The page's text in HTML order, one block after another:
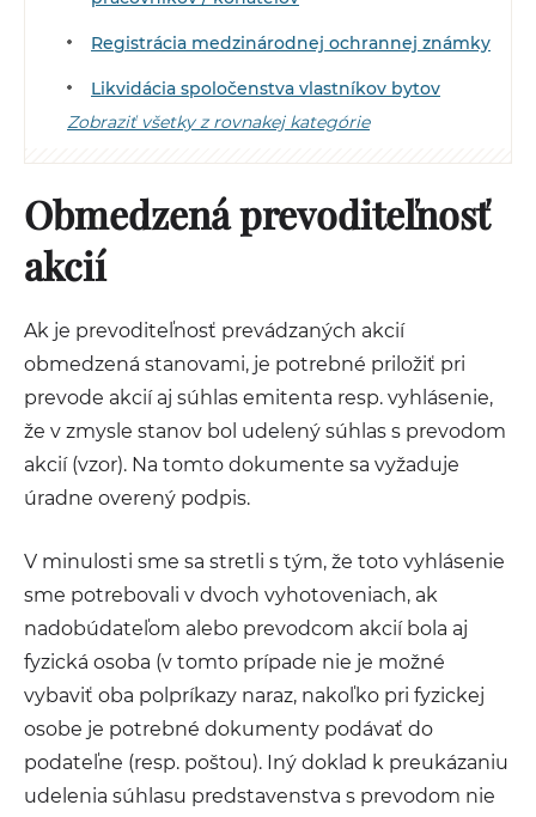
Registrácia medzinárodnej ochrannej známky
Likvidácia spoločenstva vlastníkov bytov
Zobraziť všetky z rovnakej kategórie
Obmedzená prevoditeľnosť
akcií
Ak je prevoditeľnosť prevádzaných akcií
obmedzená stanovami, je potrebné priložiť pri
prevode akcií aj súhlas emitenta resp. vyhlásenie,
že v zmysle stanov bol udelený súhlas s prevodom
akcií (vzor). Na tomto dokumente sa vyžaduje
úradne overený podpis.
V minulosti sme sa stretli s tým, že toto vyhlásenie
sme potrebovali v dvoch vyhotoveniach, ak
nadobúdateľom alebo prevodcom akcií bola aj
fyzická osoba (v tomto prípade nie je možné
vybaviť oba polpríkazy naraz, nakoľko pri fyzickej
osobe je potrebné dokumenty podávať do
podateľne (resp. poštou). Iný doklad k preukázaniu
udelenia súhlasu predstavenstva s prevodom nie